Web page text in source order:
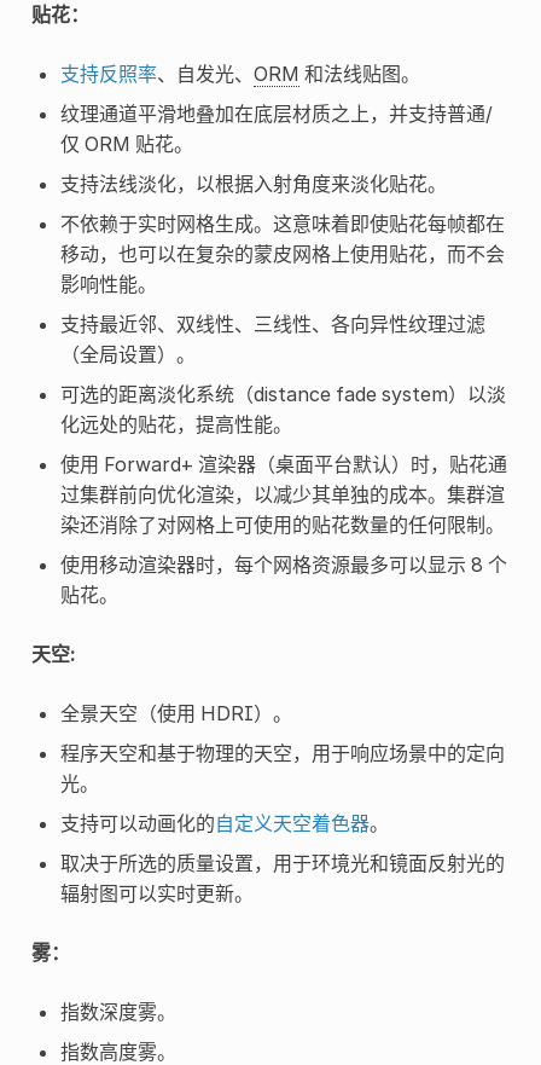
贴花：
支持反照率、自发光、 ORM 和法线贴图。
纹理通道平滑地叠加在底层材质之上，并支持普通/
仅 ORM 贴花。
支持法线淡化，以根据入射角度来淡化贴花。
不依赖于实时网格生成。这意味着即使贴花每帧都在
移动，也可以在复杂的蒙皮网格上使用贴花，而不会
影响性能。
支持最近邻、双线性、三线性、各向异性纹理过滤
（全局设置）。
可选的距离淡化系统（distance fade system）以淡
化远处的贴花，提高性能。
使用 Forward+ 渲染器（桌面平台默认）时，贴花通
过集群前向优化渲染，以减少其单独的成本。集群渲
染还消除了对网格上可使用的贴花数量的任何限制。
使用移动渲染器时，每个网格资源最多可以显示 8 个
贴花。
天空:
全景天空（使用 HDRI）。
程序天空和基于物理的天空，用于响应场景中的定向
光。
支持可以动画化的自定义天空着色器。
取决于所选的质量设置，用于环境光和镜面反射光的
辐射图可以实时更新。
雾：
指数深度雾。
指数高度雾。